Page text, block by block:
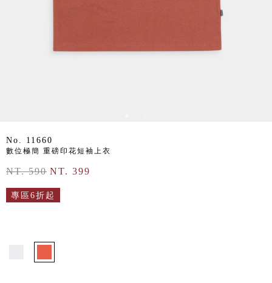
No. 11660
數位極簡 重磅印花短袖上衣
NT. 590 NT. 399
專區6折起